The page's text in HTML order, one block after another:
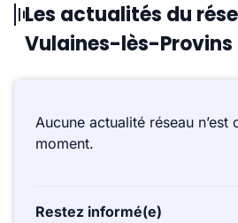
Les actualités du
Vulaines-lès-Provins
Aucune actualité réseau
moment.
Restez informé(e)